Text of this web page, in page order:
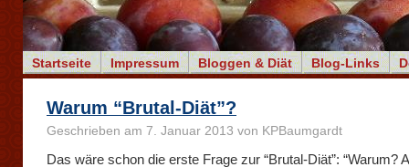
Startseite Impressum Bloggen & Diät Blog-Links
Warum “Brutal-Diät”?
Geschrieben am 7. Januar 2013 von KPBaumgardt
Das wäre schon die erste Frage zur “Brutal-Diät”: “Warum?